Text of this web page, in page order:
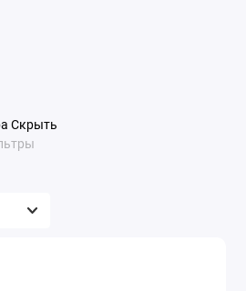
Скрыть